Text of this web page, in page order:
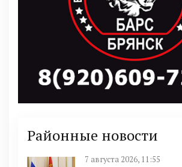
Районные новости
7 августа 2026, 11:55